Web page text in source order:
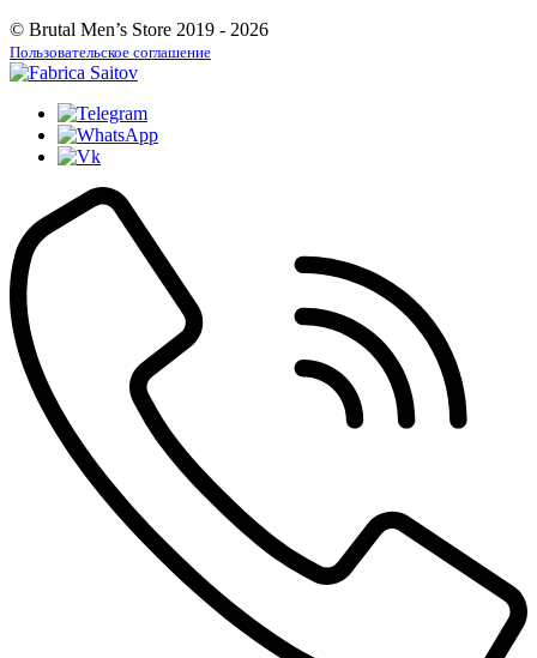
© Brutal Men’s Store 2019 - 2026
Пользовательское соглашение